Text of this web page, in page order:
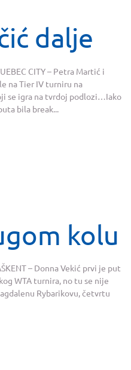
dalje
CITY – Petra Martić i
na Tier IV turniru na
se igra na tvrdoj podlozi…Iako
bila break...
kolu
– Donna Vekić prvi je put
WTA turnira, no tu se nije
Rybarikovu, četvrtu